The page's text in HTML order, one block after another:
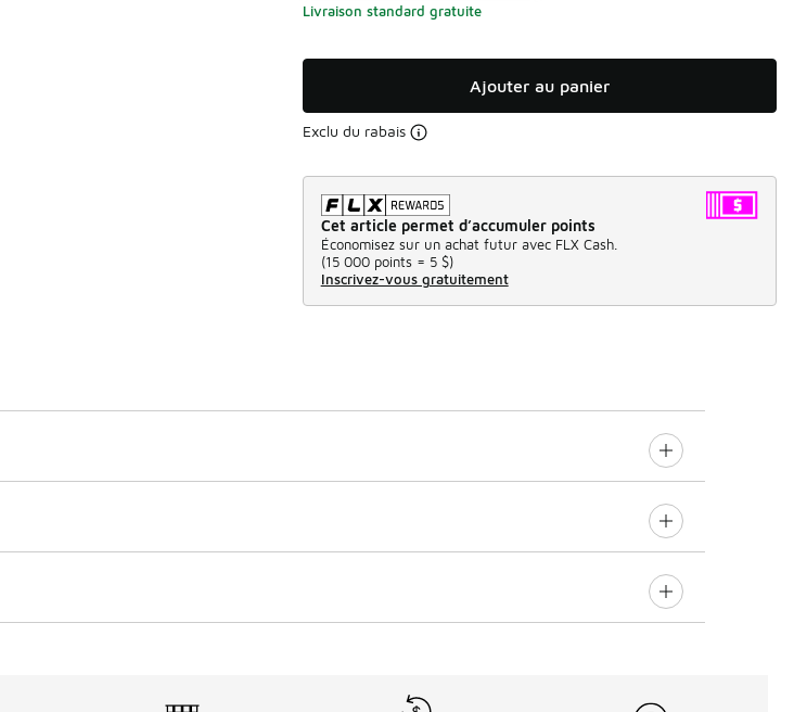
Livraison standard gratuite
Ajouter au panier
Exclu du rabais
Cet article permet d’accumuler points
Économisez sur un achat futur avec FLX Cash.
(15 000 points = 5 $)
Inscrivez-vous gratuitement